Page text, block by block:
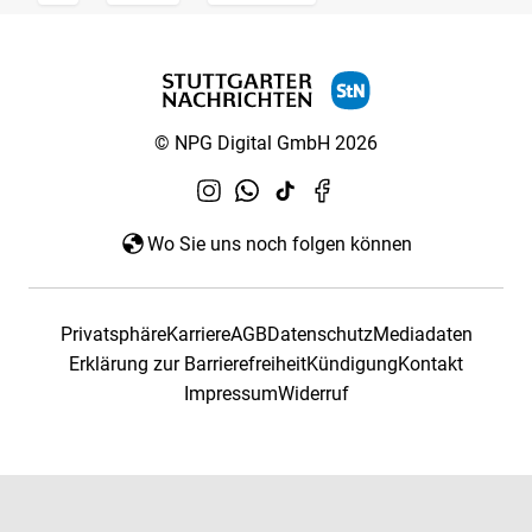
© NPG Digital GmbH 2026
Wo Sie uns noch folgen können
PrivatsphäreKarriereAGBDatenschutzMediadaten
Erklärung zur BarrierefreiheitKündigungKontakt
ImpressumWiderruf